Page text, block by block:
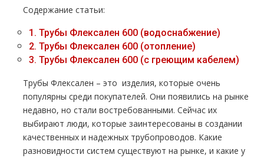
Содержание статьи:
1. Трубы Флексален 600 (водоснабжение)
2. Трубы Флексален 600 (отопление)
3. Трубы Флексален 600 (с греющим кабелем)
Трубы Флексален – это изделия, которые очень
популярны среди покупателей. Они появились на рынке
недавно, но стали востребованными. Сейчас их
выбирают люди, которые заинтересованы в создании
качественных и надежных трубопроводов. Какие
разновидности систем существуют на рынке, и какие у